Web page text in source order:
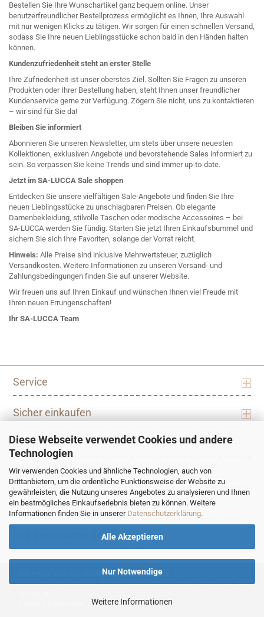
Diese Webseite verwendet Cookies und andere
Technologien
Wir verwenden Cookies und ähnliche Technologien, auch von
Drittanbietern, um die ordentliche Funktionsweise der Website zu
gewährleisten, die Nutzung unseres Angebotes zu analysieren und Ihnen
ein bestmögliches Einkaufserlebnis bieten zu können. Weitere
Informationen finden Sie in unserer Datenschutzerklärung.
Alle Akzeptieren
Nur Notwendige
Weitere Informationen
Bestellen Sie Ihre Wunschartikel ganz bequem online. Unser
benutzerfreundlicher Bestellprozess ermöglicht es Ihnen, Ihre Auswahl
mit nur wenigen Klicks zu tätigen. Wir sorgen für einen schnellen Versand,
sodass Sie Ihre neuen Lieblingsstücke schon bald in den Händen halten
können.
Kundenzufriedenheit steht an erster Stelle
Ihre Zufriedenheit ist unser oberstes Ziel. Sollten Sie Fragen zu unseren
Produkten oder Ihrer Bestellung haben, steht Ihnen unser freundlicher
Kundenservice gerne zur Verfügung. Zögern Sie nicht, uns zu kontaktieren
– wir sind für Sie da!
Bleiben Sie informiert
Abonnieren Sie unseren Newsletter, um stets über unsere neuesten
Kollektionen, exklusiven Angebote und bevorstehende Sales informiert zu
sein. So verpassen Sie keine Trends und sind immer up-to-date.
Jetzt im SA-LUCCA Sale shoppen
Entdecken Sie unsere vielfältigen Sale-Angebote und finden Sie Ihre
neuen Lieblingsstücke zu unschlagbaren Preisen. Ob elegante
Damenbekleidung, stilvolle Taschen oder modische Accessoires – bei
SA-LUCCA werden Sie fündig. Starten Sie jetzt Ihren Einkaufsbummel und
sichern Sie sich Ihre Favoriten, solange der Vorrat reicht.
Hinweis: Alle Preise sind inklusive Mehrwertsteuer, zuzüglich
Versandkosten. Weitere Informationen zu unseren Versand- und
Zahlungsbedingungen finden Sie auf unserer Website.
Wir freuen uns auf Ihren Einkauf und wünschen Ihnen viel Freude mit
Ihren neuen Errungenschaften!
Ihr SA-LUCCA Team
Service
Sicher einkaufen
Onlineshop
Wir versenden mit:
Informationen
Ihre persönliche Seite
Alle Preise sind inkl. MwSt., zzgl.Versandkosten
Webshop erstellenmit Gambio.de © 2026 Gambio Templates bei